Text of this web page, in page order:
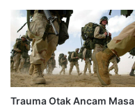
Trauma Otak Ancam Masa